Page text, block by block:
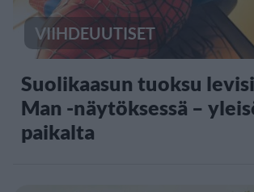
VIIHDEUUTISET
Suolikaasun tuoksu
Man -näytöksessä –
paikalta